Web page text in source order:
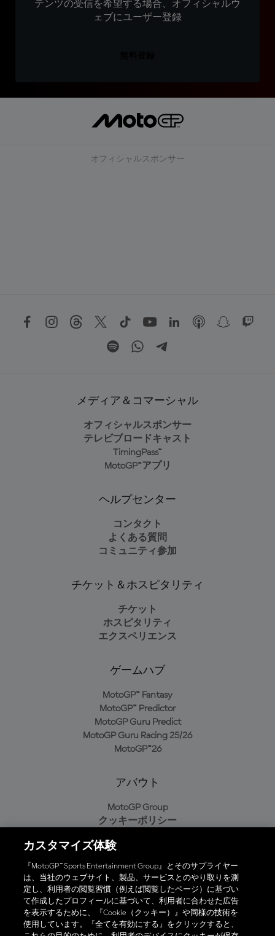
テンツの受信を希望する場合、オフィシャルウ
ェブにユーザー登録
オフィシャルスポンサー
メディア＆コマーシャル
オフィシャルスポンサー
テレビブロードキャスト
TimingPass™
MotoGP™アプリ
ヘルプセンター
コンタクト
よくある質問
コミュニティ参加
チケット＆ホスピタリティ
チケット
ホスピタリティ
エクスペリエンス
ゲームハブ
MotoGP™ Fantasy
MotoGP™ Predictor
MotoGP Guru Predict
MotoGP Guru Racing 25/26
MotoGP™26
アバウト
MotoGP Group
クッキーポリシー
プライバシーポリシー
購入ポリシー
オフィシャルアプリ
カスタマイズ体験
『MotoGP™ Sports Entertainment Group』とそのサプライヤー
は、当社のウェブサイト、製品、サービスとのやり取りを測
定し、利用者の閲覧習慣（例えば閲覧したページ）に基づい
て作成したプロフィールに基づいて、利用者に合わせた広告
を表示するために、『Cookie（クッキー）』や同様の技術を
使用しています。『全てを有効にする』をクリックすると、